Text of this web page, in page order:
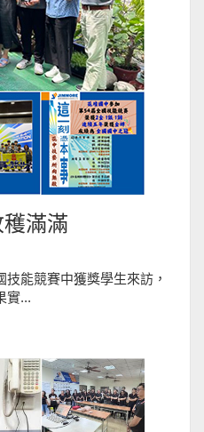
滿滿
能競賽中獲獎學生來訪，
實...